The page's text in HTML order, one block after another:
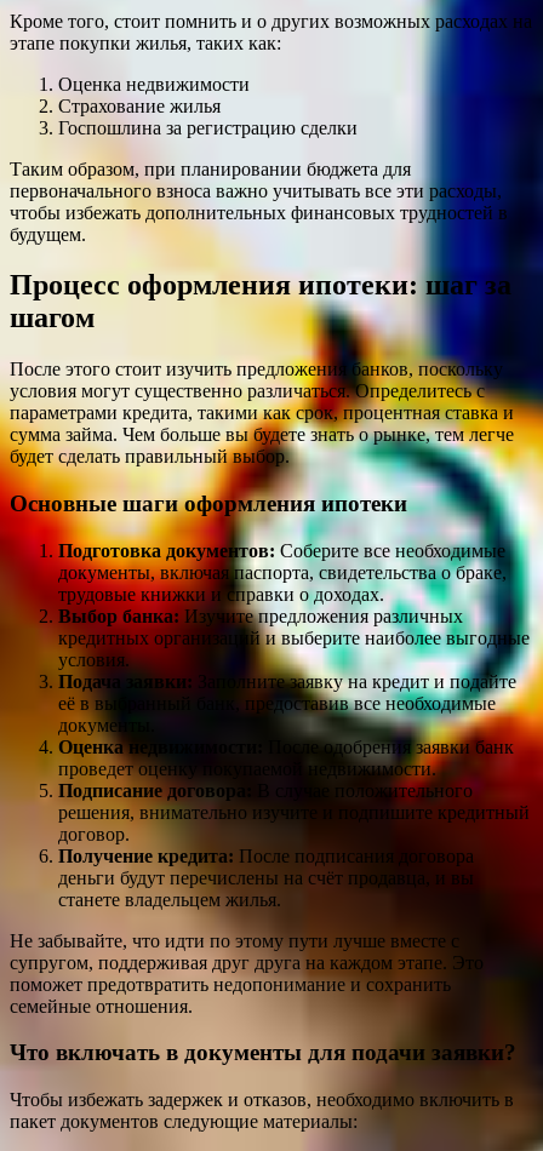
Кроме того, стоит помнить и о других возможных расходах на
этапе покупки жилья, таких как:
Оценка недвижимости
Страхование жилья
Госпошлина за регистрацию сделки
Таким образом, при планировании бюджета для
первоначального взноса важно учитывать все эти расходы,
чтобы избежать дополнительных финансовых трудностей в
будущем.
Процесс оформления ипотеки: шаг за
шагом
После этого стоит изучить предложения банков, поскольку
условия могут существенно различаться. Определитесь с
параметрами кредита, такими как срок, процентная ставка и
сумма займа. Чем больше вы будете знать о рынке, тем легче
будет сделать правильный выбор.
Основные шаги оформления ипотеки
Подготовка документов: Соберите все необходимые
документы, включая паспорта, свидетельства о браке,
трудовые книжки и справки о доходах.
Выбор банка: Изучите предложения различных
кредитных организаций и выберите наиболее выгодные
условия.
Подача заявки: Заполните заявку на кредит и подайте
её в выбранный банк, предоставив все необходимые
документы.
Оценка недвижимости:
После одобрения заявки банк
проведет оценку покупаемой недвижимости.
Подписание договора:
В случае положительного
решения, внимательно изучите и подпишите кредитный
договор.
Получение кредита: После подписания договора
деньги будут перечислены на счёт продавца, и вы
станете владельцем жилья.
Не забывайте, что идти по этому пути лучше вместе с
супругом, поддерживая друг друга на каждом этапе. Это
поможет предотвратить недопонимание и сохранить
семейные отношения.
Что включать в документы для подачи заявки?
Чтобы избежать задержек и отказов, необходимо включить в
пакет документов следующие материалы: